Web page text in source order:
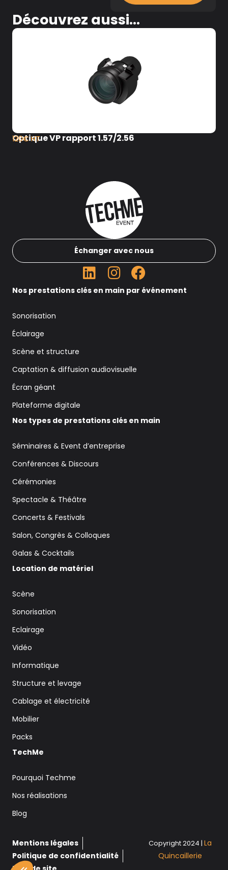
Découvrez aussi...
Optique VP rapport 1.57/2.56
120€ HT
Échanger avec nous
Nos prestations clés en main par événement
Sonorisation
Éclairage
Scène et structure
Captation & diffusion audiovisuelle
Écran géant
Plateforme digitale
Nos types de prestations clés en main
Séminaires & Event d’entreprise
Conférences & Discours
Cérémonies
Spectacle & Théâtre
Concerts & Festivals
Salon, Congrès & Colloques
Galas & Cocktails
Location de matériel
Scène
Sonorisation
Eclairage
Vidéo
Informatique
Structure et levage
Cablage et électricité
Mobilier
Packs
TechMe
Pourquoi Techme
Nos réalisations
Blog
Mentions légales
Politique de confidentialité
Copyright 2024 |La
Quincaillerie